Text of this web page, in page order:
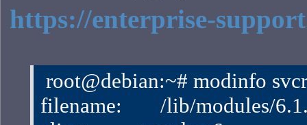
https://enterprise-
root@debian:~# modinfo
filename:       /lib/modules/